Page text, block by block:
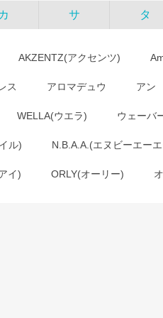
カ サ タ
AKZENTZ(アクセンツ)
ス アロマデュウ アン
WELLA(ウエラ) ウェーバ
ル) N.B.A.A.(エヌビーエー
イ) ORLY(オーリー)